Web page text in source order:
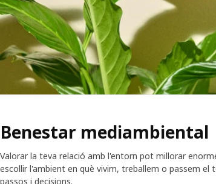
Benestar mediambiental
Valorar la teva relació amb l'entorn pot millorar
escollir l'ambient en què vivim, treballem o passem
passos i decisions.